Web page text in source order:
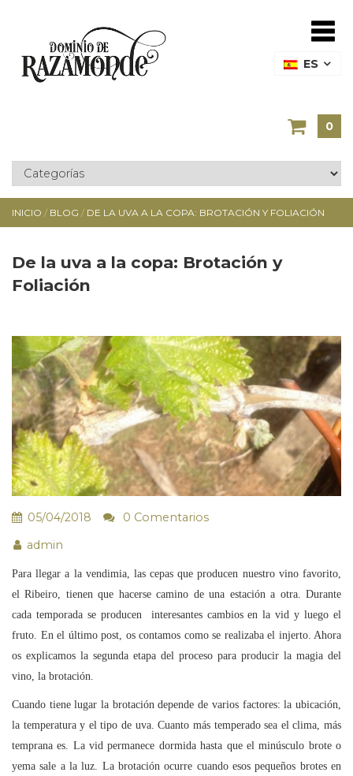
ES
0
INICIO / BLOG / DE LA UVA A LA COPA: BROTACIÓN Y FOLIACIÓN
De la uva a la copa: Brotación y
Foliación
05/04/2018
0 Comentarios
admin
Para llegar a la vendimia, las cepas que producen nuestro vino favorito,
el Ribeiro, tienen que hacerse camino de una estación a otra. Durante
cada temporada se producen interesantes cambios en la vid y luego el
fruto. En el último post, os contamos como se realizaba el injerto. Ahora
os explicamos la segunda etapa del proceso para producir la magia del
vino, la brotación.
Cuando tiene lugar la brotación depende de varios factores: la ubicación,
la temperatura y el tipo de uva. Cuanto más temperado sea el clima, más
temprana es. La vid permanece dormida hasta que el minúsculo brote o
yema sale a la luz. La brotación ocurre cuando esos pequeños brotes en